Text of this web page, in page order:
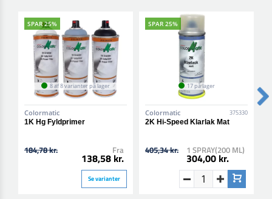
SPAR 25%
8 af 8 varianter på lager
Colormatic
1K Hg Fyldprimer
184,78 kr. Fra
138,58 kr.
Se varianter
SPAR 25%
17 på lager
Colormatic 375330
2K Hi-Speed Klarlak Mat
405,34 kr. 1 SPRAY(200 ML)
304,00 kr.